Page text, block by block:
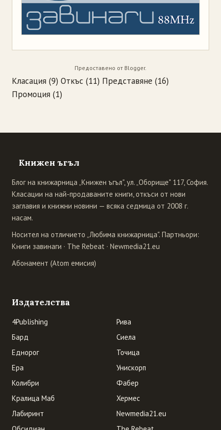
Предоставено от Blogger.
Класация (9) Откъс (11) Представяне (16)
Промоция (1)
Книжен ъгъл
Блог на книжарница „Книжен ъгъл", ул. „Оборище" 117, София.
Класации на най-продаваните книги, откъси от нови
заглавия и книжни новини — всяка седмица от 2008 г.
насам.
Носител на отличието „Любима книжарница". Партньори:
Книги завинаги · The Rebeat · Newmedia21.eu
Абонамент (Atom емисия)
Издателства
4Publishing
Бард
Еднорог
Ера
Колибри
Кралица Маб
Лабиринт
Рива
Сиела
Точица
Унискорп
Фабер
Хермес
Newmedia21.eu